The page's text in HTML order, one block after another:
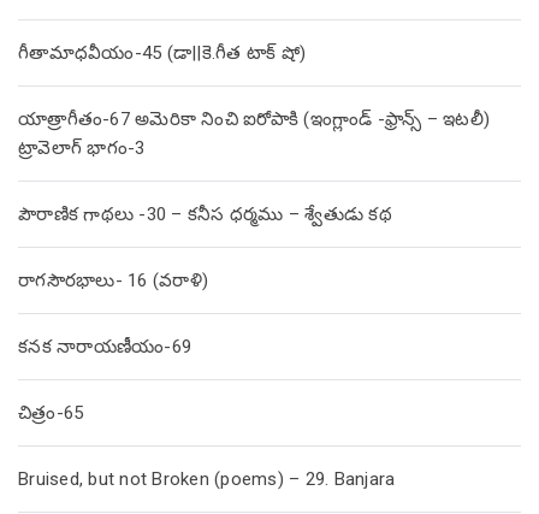
గీతామాధవీయం-45 (డా||కె.గీత టాక్ షో)
యాత్రాగీతం-67 అమెరికా నించి ఐరోపాకి (ఇంగ్లాండ్ -ఫ్రాన్స్ – ఇటలీ)
ట్రావెలాగ్ భాగం-3
పౌరాణిక గాథలు -30 – కనీస ధర్మము – శ్వేతుడు కథ
రాగసౌరభాలు- 16 (వరాళి)
కనక నారాయణీయం-69
చిత్రం-65
Bruised, but not Broken (poems) – 29. Banjara